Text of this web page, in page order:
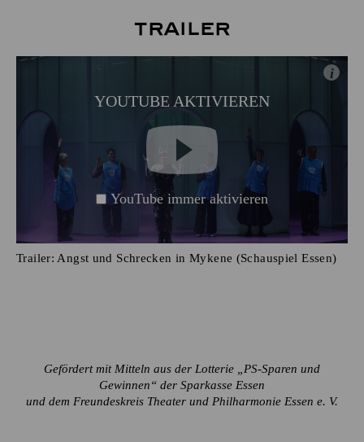
Trailer
YOUTUBE AKTIVIEREN
i
YouTube immer aktivieren
Trailer: Angst und Schrecken in Mykene (Schauspiel Essen)
Gefördert mit Mitteln aus der Lotterie „PS-Sparen und
Gewinnen“ der Sparkasse Essen
und dem Freundeskreis Theater und Philharmonie Essen e. V.